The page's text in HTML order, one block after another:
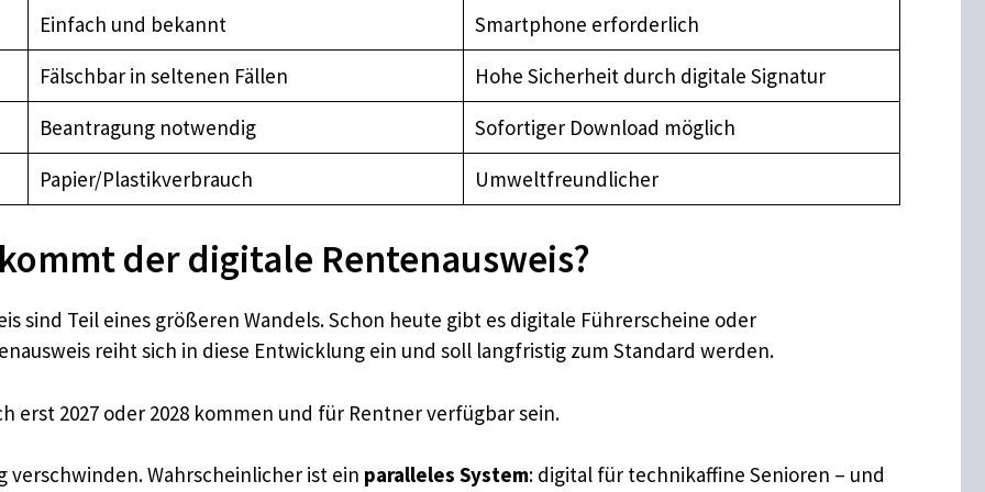
Einfach und bekannt
Smartphone erforderlich
Fälschbar in seltenen Fällen
Hohe Sicherheit durch digitale Signatur
Beantragung notwendig
Sofortiger Download möglich
Papier/Plastikverbrauch
Umweltfreundlicher
der digitale Rentenausweis?
sind Teil eines größeren Wandels. Schon heute gibt es digitale Führerscheine oder
reiht sich in diese Entwicklung ein und soll langfristig zum Standard werden.
erst 2027 oder 2028 kommen und für Rentner verfügbar sein.
Wahrscheinlicher ist ein paralleles System: digital für technikaffine Senioren – und